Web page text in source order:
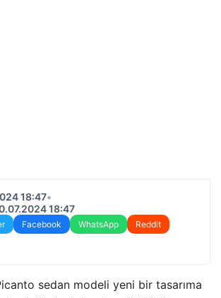
18:47•
18:47
Facebook WhatsApp
Reddit
sedan modeli yeni bir tasarıma